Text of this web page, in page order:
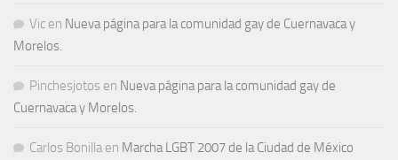
Vic en Nueva página para la comunidad gay de Cuernavaca y
Morelos.
Pinchesjotos en Nueva página para la comunidad gay de
Cuernavaca y Morelos.
Carlos Bonilla en Marcha LGBT 2007 de la Ciudad de México